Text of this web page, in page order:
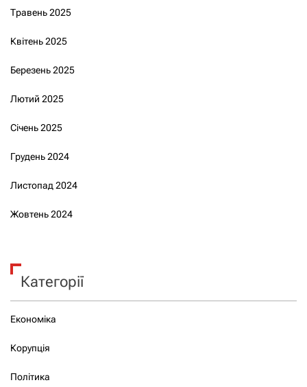
Травень 2025
Квітень 2025
Березень 2025
Лютий 2025
Січень 2025
Грудень 2024
Листопад 2024
Жовтень 2024
Категорії
Економіка
Корупція
Політика